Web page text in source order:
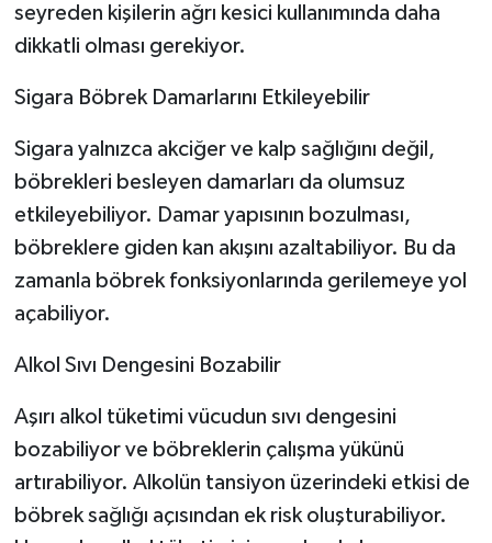
seyreden kişilerin ağrı kesici kullanımında daha
dikkatli olması gerekiyor.
Sigara Böbrek Damarlarını Etkileyebilir
Sigara yalnızca akciğer ve kalp sağlığını değil,
böbrekleri besleyen damarları da olumsuz
etkileyebiliyor. Damar yapısının bozulması,
böbreklere giden kan akışını azaltabiliyor. Bu da
zamanla böbrek fonksiyonlarında gerilemeye yol
açabiliyor.
Alkol Sıvı Dengesini Bozabilir
Aşırı alkol tüketimi vücudun sıvı dengesini
bozabiliyor ve böbreklerin çalışma yükünü
artırabiliyor. Alkolün tansiyon üzerindeki etkisi de
böbrek sağlığı açısından ek risk oluşturabiliyor.